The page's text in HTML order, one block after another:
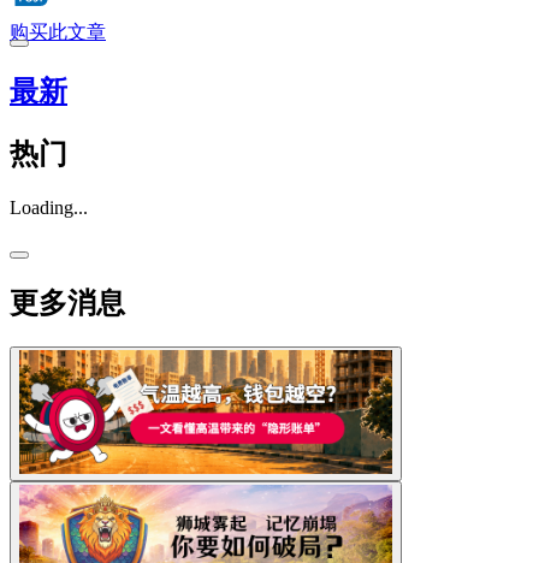
购买此文章
最新
热门
Loading...
更多消息